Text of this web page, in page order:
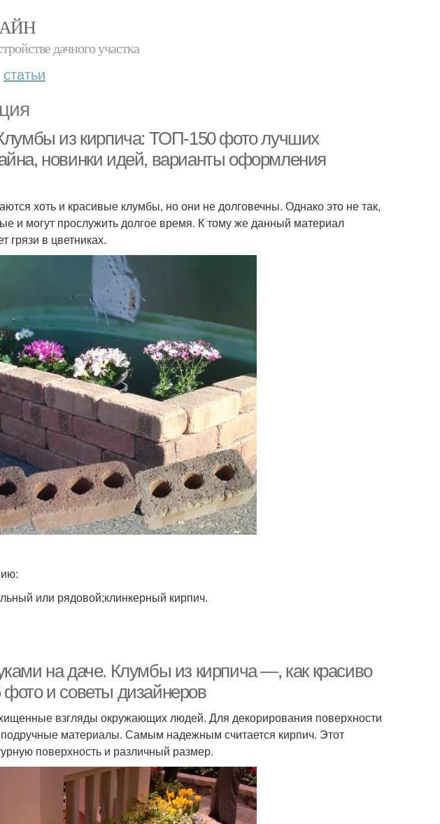
дачного участка
статьи
из кирпича: ТОП-150 фото лучших
новинки идей, варианты оформления
хоть и красивые клумбы, но они не долговечны. Однако это не так,
и могут прослужить долгое время. К тому же данный материал
грязи в цветниках.
или рядовой;клинкерный кирпич.
на даче. Клумбы из кирпича —, как красиво
и советы дизайнеров
взгляды окружающих людей. Для декорирования поверхности
материалы. Самым надежным считается кирпич. Этот
поверхность и различный размер.